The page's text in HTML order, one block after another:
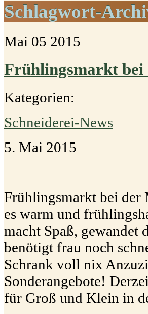
Schlagwort-
Mai 05 2015
Frühlingsmarkt
Kategorien:
Schneiderei-News
5. Mai 2015
Frühlingsmarkt bei
es warm und
macht Spaß, gewandet
benötigt frau noch
Schrank voll nix
Sonderangebote!
für Groß und Klein in